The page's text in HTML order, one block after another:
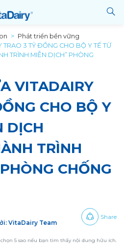
Phát triển bền vững
TRAO 3 TỶ ĐỒNG CHO BỘ Y TẾ TỪ
TRÌNH MIỄN DỊCH” PHÒNG
VITADAIRY
CHO BỘ Y
DỊCH
TRÌNH
CHỐNG
VitaDairy Team
Share
5 sao nếu bạn tìm thấy nội dung hữu ích.